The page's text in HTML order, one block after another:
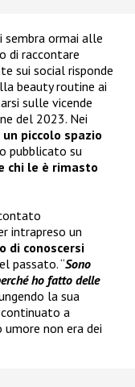
ormai alle
di raccontare
sui social risponde
beauty routine ai
sulle vicende
del 2023. Nei
piccolo spazio
pubblicato su
chi le è rimasto
intrapreso un
di conoscersi
passato. “Sono
ho fatto delle
la sua
a
umore non era dei